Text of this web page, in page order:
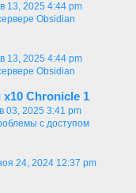
13, 2025 4:44 pm
Obsidian
13, 2025 4:44 pm
Obsidian
Chronicle 1
03, 2025 3:41 pm
с доступом
24, 2024 12:37 pm